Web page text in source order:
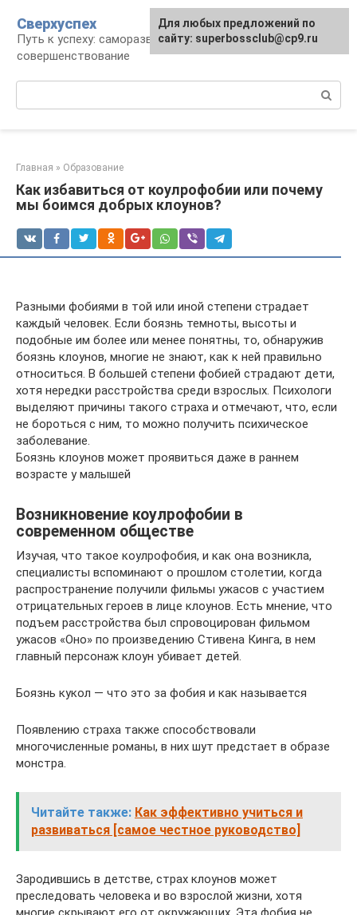
контенту
Сверхуспех
Путь к успеху: саморазвитие и
совершенствование
Главная » Образование
Как избавиться от коулрофобии или почему
мы боимся добрых клоунов?
Разными фобиями в той или иной степени страдает
каждый человек. Если боязнь темноты, высоты и
подобные им более или менее понятны, то, обнаружив
боязнь клоунов, многие не знают, как к ней правильно
относиться. В большей степени фобией страдают дети,
хотя нередки расстройства среди взрослых. Психологи
выделяют причины такого страха и отмечают, что, если
не бороться с ним, то можно получить психическое
заболевание.
Боязнь клоунов может проявиться даже в раннем
возрасте у малышей
Возникновение коулрофобии в
современном обществе
Изучая, что такое коулрофобия, и как она возникла,
специалисты вспоминают о прошлом столетии, когда
распространение получили фильмы ужасов с участием
отрицательных героев в лице клоунов. Есть мнение, что
подъем расстройства был спровоцирован фильмом
ужасов «Оно» по произведению Стивена Кинга, в нем
главный персонаж клоун убивает детей.
Боязнь кукол — что это за фобия и как называется
Появлению страха также способствовали
многочисленные романы, в них шут предстает в образе
монстра.
Читайте также: Как эффективно учиться и
развиваться [самое честное руководство]
Зародившись в детстве, страх клоунов может
преследовать человека и во взрослой жизни, хотя
Для любых предложений по
сайту: superbossclub@cp9.ru